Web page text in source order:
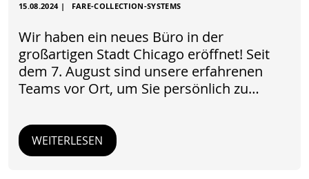
15.08.2024 | FARE-COLLECTION-SYSTEMS
Wir haben ein neues Büro in der
großartigen Stadt Chicago eröffnet! Seit
dem 7. August sind unsere erfahrenen
Teams vor Ort, um Sie persönlich zu…
WEITERLESEN